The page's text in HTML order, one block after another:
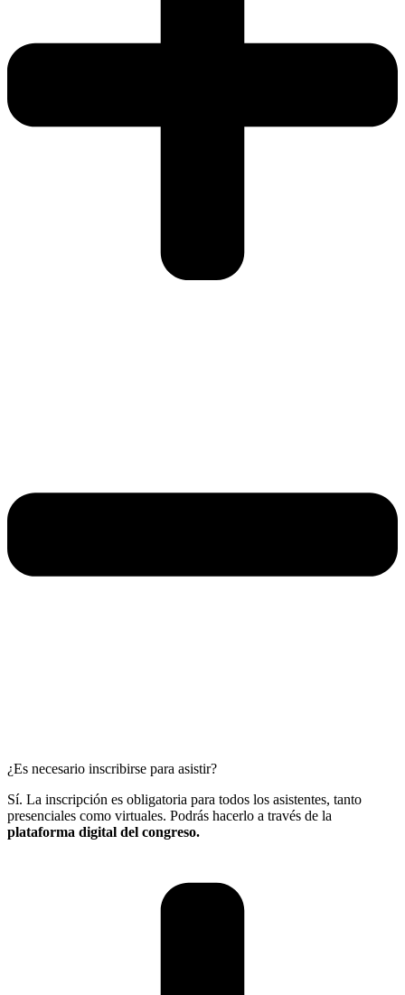
¿Es necesario inscribirse para asistir?
Sí. La inscripción es obligatoria para todos los asistentes, tanto
presenciales como virtuales. Podrás hacerlo a través de la
plataforma digital del congreso.